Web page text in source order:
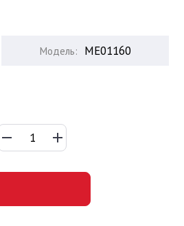
Модель: ME01160